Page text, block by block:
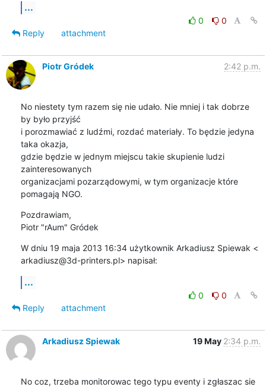
...
0
0
Reply
attachment
Piotr Gródek 2:42 p.m.
No niestety tym razem się nie udało. Nie mniej i tak dobrze
by było przyjść
i porozmawiać z ludźmi, rozdać materiały. To będzie jedyna
taka okazja,
gdzie będzie w jednym miejscu takie skupienie ludzi
zainteresowanych
organizacjami pozarządowymi, w tym organizacje które
pomagają NGO.
Pozdrawiam,
Piotr "rAum" Gródek
W dniu 19 maja 2013 16:34 użytkownik Arkadiusz Spiewak <
arkadiusz@3d-printers.pl> napisał:
...
0
0
Reply
attachment
Arkadiusz Spiewak 19 May 2:34 p.m.
No coz, trzeba monitorowac tego typu eventy i zgłaszac sie